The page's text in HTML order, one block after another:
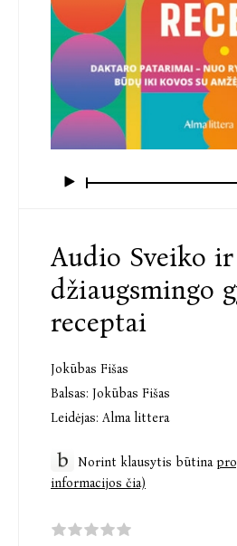
Audio Sveiko ir
džiaugsmingo
receptai
Jokūbas Fišas
Balsas: Jokūbas Fišas
Leidėjas: Alma littera
Norint klausytis būtina
informacijos čia)